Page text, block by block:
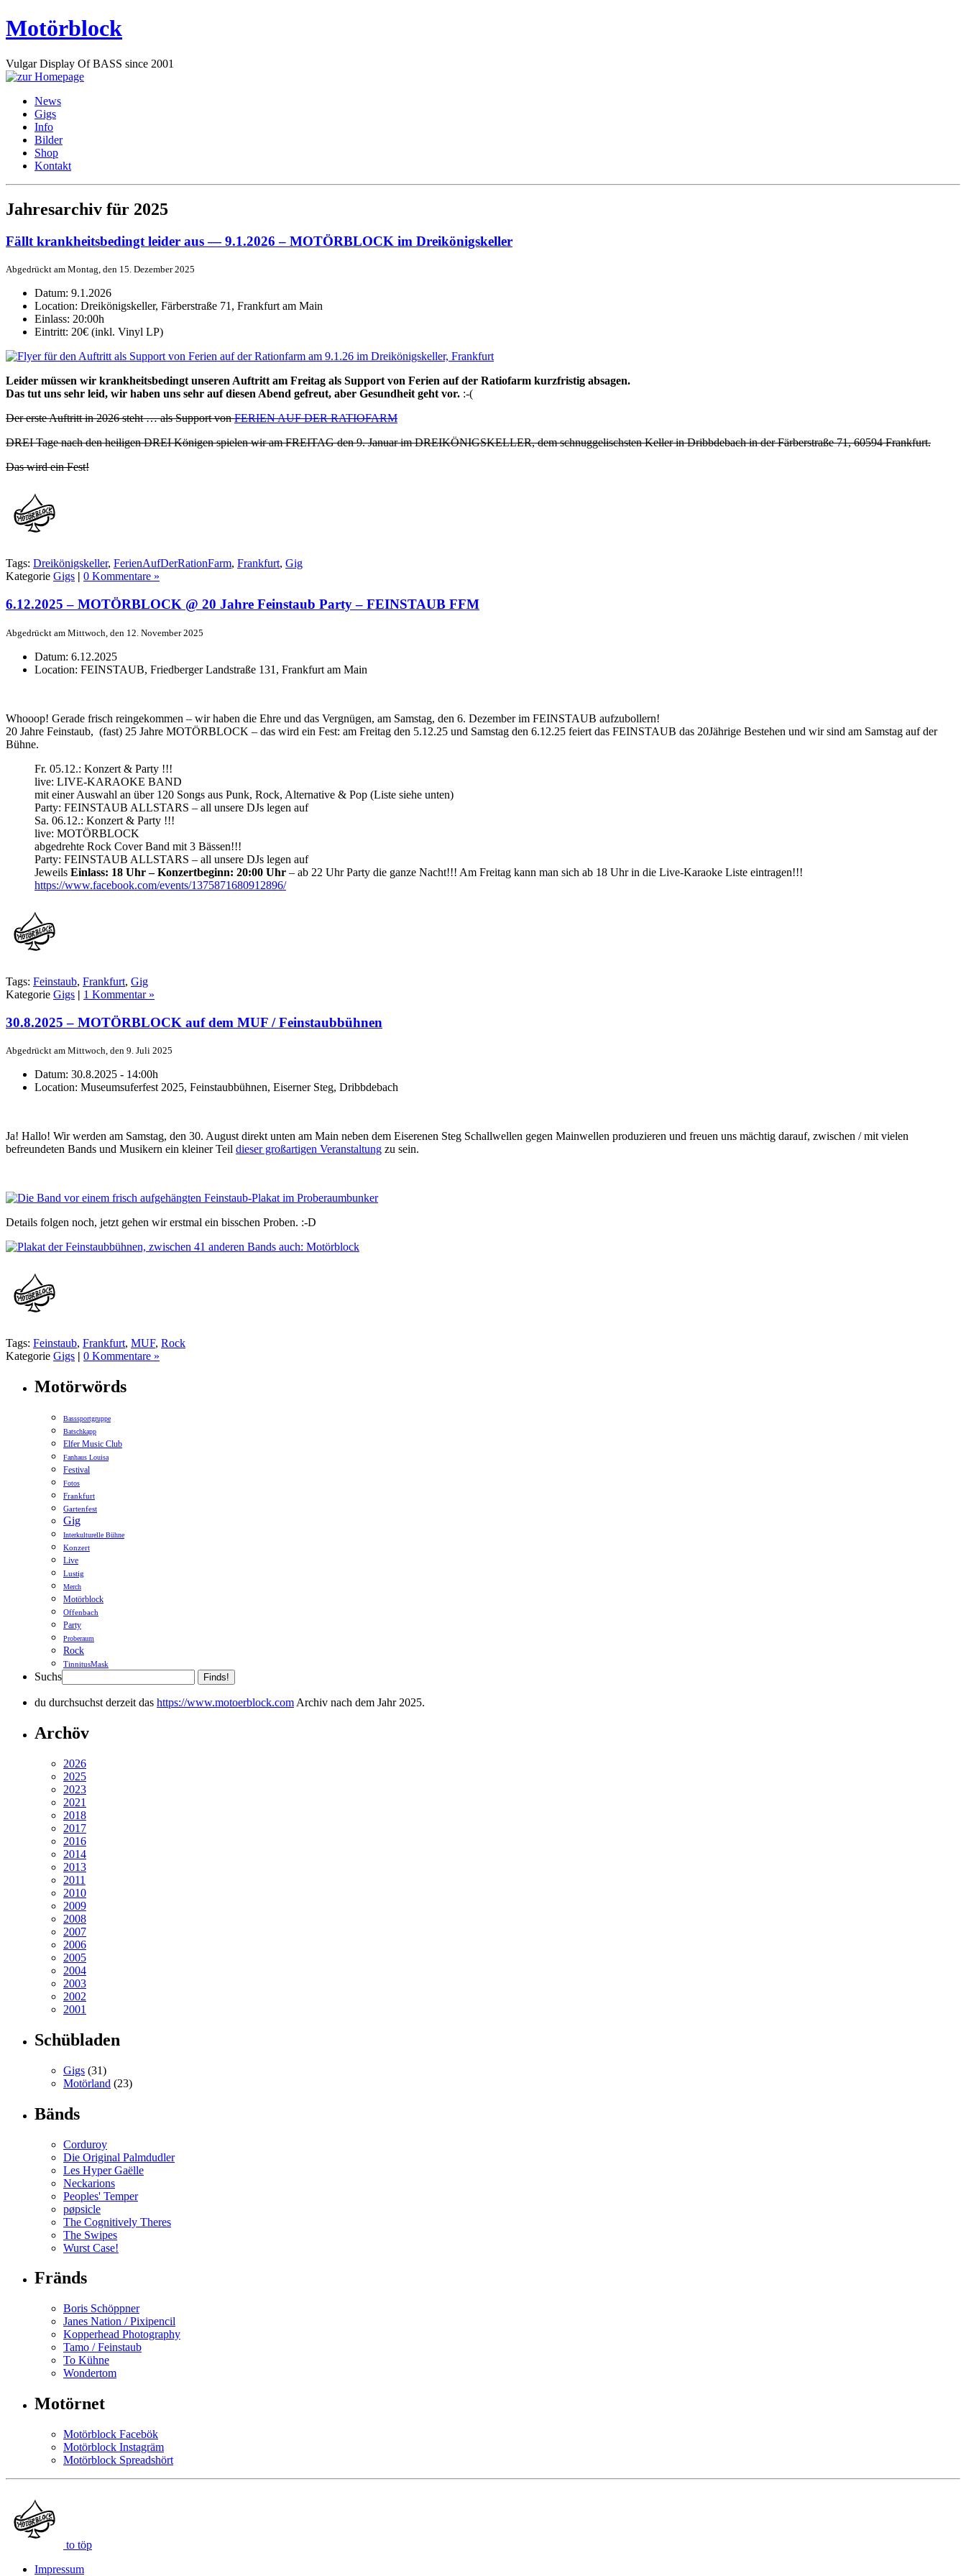
Motörblock
Vulgar Display Of BASS since 2001
News
Gigs
Info
Bilder
Shop
Kontakt
Jahresarchiv für 2025
Fällt krankheitsbedingt leider aus — 9.1.2026 – MOTÖRBLOCK im Dreikönigskeller
Abgedrückt am Montag, den 15. Dezember 2025
Datum: 9.1.2026
Location: Dreikönigskeller, Färberstraße 71, Frankfurt am Main
Einlass: 20:00h
Eintritt: 20€ (inkl. Vinyl LP)
Leider müssen wir krankheitsbedingt unseren Auftritt am Freitag als Support von Ferien auf der Ratiofarm kurzfristig absagen.
Das tut uns sehr leid, wir haben uns sehr auf diesen Abend gefreut, aber Gesundheit geht vor. :-(
Der erste Auftritt in 2026 steht … als Support vonFERIEN AUF DER RATIOFARM
DREI Tage nach den heiligen DREI Königen spielen wir am FREITAG den 9. Januar im DREIKÖNIGSKELLER, dem schnuggelischsten Keller in Dribbdebach in der Färberstraße 71, 60594 Frankfurt.
Das wird ein Fest!
Tags: Dreikönigskeller, FerienAufDerRationFarm, Frankfurt, Gig
Kategorie Gigs | 0 Kommentare »
6.12.2025 – MOTÖRBLOCK @ 20 Jahre Feinstaub Party – FEINSTAUB FFM
Abgedrückt am Mittwoch, den 12. November 2025
Datum: 6.12.2025
Location: FEINSTAUB, Friedberger Landstraße 131, Frankfurt am Main
Whooop! Gerade frisch reingekommen – wir haben die Ehre und das Vergnügen, am Samstag, den 6. Dezember im FEINSTAUB aufzubollern!
20 Jahre Feinstaub, (fast) 25 Jahre MOTÖRBLOCK – das wird ein Fest: am Freitag den 5.12.25 und Samstag den 6.12.25 feiert das FEINSTAUB das 20Jährige Bestehen und wir sind am Samstag auf der
Bühne.
Fr. 05.12.: Konzert & Party !!!
live: LIVE-KARAOKE BAND
mit einer Auswahl an über 120 Songs aus Punk, Rock, Alternative & Pop (Liste siehe unten)
Party: FEINSTAUB ALLSTARS – all unsere DJs legen auf
Sa. 06.12.: Konzert & Party !!!
live: MOTÖRBLOCK
abgedrehte Rock Cover Band mit 3 Bässen!!!
Party: FEINSTAUB ALLSTARS – all unsere DJs legen auf
Jeweils Einlass: 18 Uhr – Konzertbeginn: 20:00 Uhr – ab 22 Uhr Party die ganze Nacht!!! Am Freitag kann man sich ab 18 Uhr in die Live-Karaoke Liste eintragen!!!
https://www.facebook.com/events/1375871680912896/
Tags: Feinstaub, Frankfurt, Gig
Kategorie Gigs | 1 Kommentar »
30.8.2025 – MOTÖRBLOCK auf dem MUF / Feinstaubbühnen
Abgedrückt am Mittwoch, den 9. Juli 2025
Datum: 30.8.2025 - 14:00h
Location: Museumsuferfest 2025, Feinstaubbühnen, Eiserner Steg, Dribbdebach
Ja! Hallo! Wir werden am Samstag, den 30. August direkt unten am Main neben dem Eiserenen Steg Schallwellen gegen Mainwellen produzieren und freuen uns mächtig darauf, zwischen / mit vielen
befreundeten Bands und Musikern ein kleiner Teil dieser großartigen Veranstaltung zu sein.
Details folgen noch, jetzt gehen wir erstmal ein bisschen Proben. :-D
Tags: Feinstaub, Frankfurt, MUF, Rock
Kategorie Gigs | 0 Kommentare »
Motörwörds
Basssportgruppe
Batschkapp
Elfer Music Club
Fanhaus Louisa
Festival
Fotos
Frankfurt
Gartenfest
Gig
Interkulturelle Bühne
Konzert
Live
Lustig
Merch
Motörblock
Offenbach
Party
Proberaum
Rock
TinnitusMask
Suchs Finds!
du durchsuchst derzeit das https://www.motoerblock.com Archiv nach dem Jahr 2025.
Archöv
2026
2025
2023
2021
2018
2017
2016
2014
2013
2011
2010
2009
2008
2007
2006
2005
2004
2003
2002
2001
Schübladen
Gigs (31)
Motörland (23)
Bänds
Corduroy
Die Original Palmdudler
Les Hyper Gaëlle
Neckarions
Peoples' Temper
pøpsicle
The Cognitively Theres
The Swipes
Wurst Case!
Fränds
Boris Schöppner
Janes Nation / Pixipencil
Kopperhead Photography
Tamo / Feinstaub
To Kühne
Wondertom
Motörnet
Motörblock Facebök
Motörblock Instagräm
Motörblock Spreadshört
to töp
Impressum